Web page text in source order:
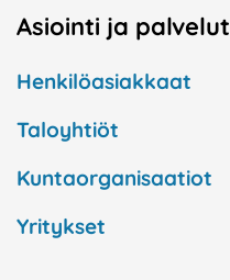
Asiointi ja palvelut
Henkilöasiakkaat
Taloyhtiöt
Kuntaorganisaatiot
Yritykset